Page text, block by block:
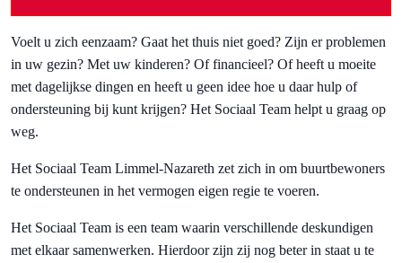
Voelt u zich eenzaam? Gaat het thuis niet goed? Zijn er problemen
in uw gezin? Met uw kinderen? Of financieel? Of heeft u moeite
met dagelijkse dingen en heeft u geen idee hoe u daar hulp of
ondersteuning bij kunt krijgen? Het Sociaal Team helpt u graag op
weg.
Het Sociaal Team Limmel-Nazareth zet zich in om buurtbewoners
te ondersteunen in het vermogen eigen regie te voeren.
Het Sociaal Team is een team waarin verschillende deskundigen
met elkaar samenwerken. Hierdoor zijn zij nog beter in staat u te